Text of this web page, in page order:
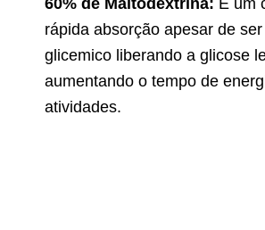
rápida absorção apesar de
glicemico liberando a glicose
aumentando o tempo de
atividades.